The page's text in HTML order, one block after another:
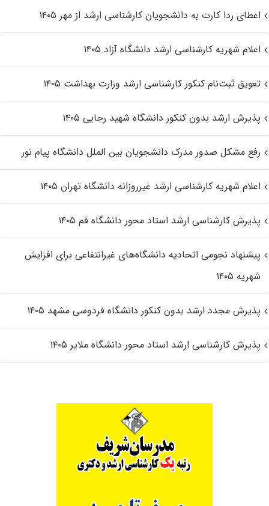
اعطای ردا کارت به دانشجویان کارشناسی ارشد از مهر ۱۴۰۵
اعلام شهریه کارشناسی ارشد دانشگاه آزاد ۱۴۰۵
تعویق ثبت‌نام کنکور کارشناسی ارشد وزارت بهداشت ۱۴۰۵
پذیرش ارشد بدون کنکور دانشگاه شهید رجایی ۱۴۰۵
رفع مشکل صدور مدرک دانشجویان بین الملل دانشگاه پیام نور
اعلام شهریه کارشناسی ارشد غیرروزانه دانشگاه تهران ۱۴۰۵
پذیرش کارشناسی ارشد استاد محور دانشگاه قم ۱۴۰۵
پیشنهاد نجومی اتحادیه دانشگاه‌های غیرانتفاعی برای افزایش
شهریه ۱۴۰۵
پذیرش مجدد ارشد بدون کنکور دانشگاه فردوسی مشهد ۱۴۰۵
پذیرش کارشناسی ارشد استاد محور دانشگاه ملایر ۱۴۰۵